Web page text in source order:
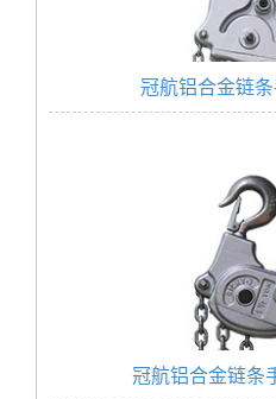
冠航铝合金链
冠航铝合金链条